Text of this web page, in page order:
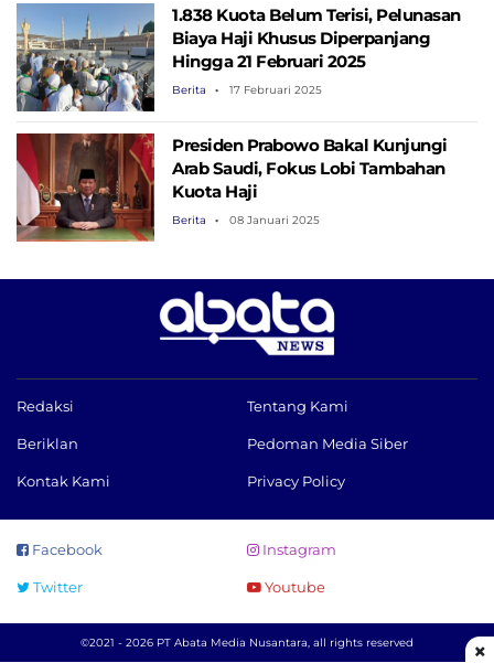
1.838 Kuota Belum Terisi, Pelunasan
Biaya Haji Khusus Diperpanjang
Hingga 21 Februari 2025
Berita 17 Februari 2025
Presiden Prabowo Bakal Kunjungi
Arab Saudi, Fokus Lobi Tambahan
Kuota Haji
Berita 08 Januari 2025
Redaksi Tentang Kami
Beriklan Pedoman Media Siber
Kontak Kami Privacy Policy
Facebook Instagram
Twitter Youtube
©2021 - 2026 PT Abata Media Nusantara, all rights reserved ×